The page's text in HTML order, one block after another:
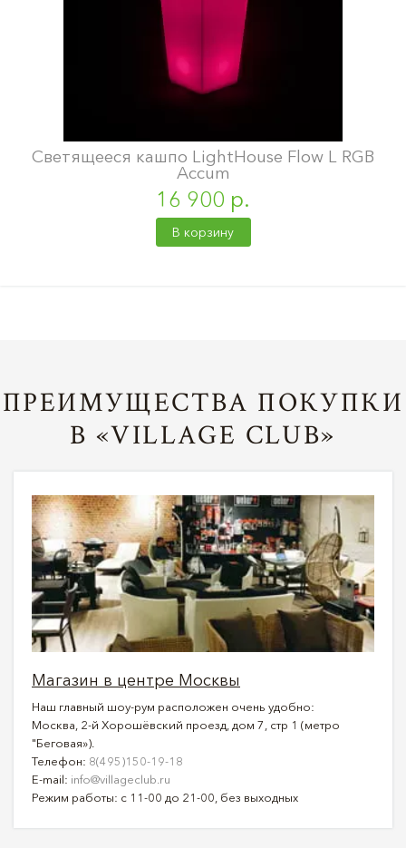
Светящееся кашпо LightHouse Flow L RGB
Accum
16 900 р.
В корзину
ПРЕИМУЩЕСТВА ПОКУПКИ
В «VILLAGE CLUB»
Магазин в центре Москвы
Наш главный шоу-рум расположен очень удобно:
Москва, 2-й Хорошёвский проезд, дом 7, стр 1 (метро
"Беговая»).
Телефон: 8(495)150-19-18
E-mail: info@villageclub.ru
Режим работы: с 11-00 до 21-00, без выходных